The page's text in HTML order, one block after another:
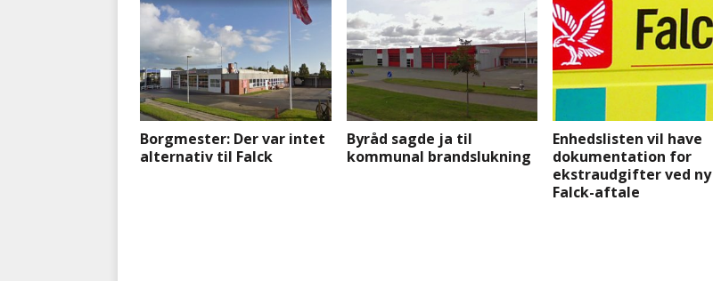
Borgmester: Der var intet
alternativ til Falck
Byråd sagde ja til
kommunal brandslukning
Enhedslisten vil have
dokumentation for
ekstraudgifter ved ny
Falck-aftale